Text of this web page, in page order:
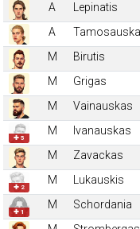
A
Lepinatis
A
M
Birutis
M
Grigas
M
Vainauskas
✚ 5
M Ivanauskas
M
Zavackas
✚ 2
M Lukauskis
✚ 1
M Schordania